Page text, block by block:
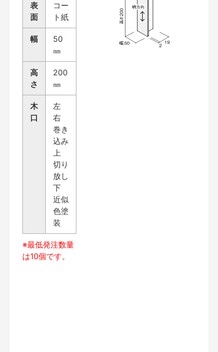
表
面
コー
ト紙
幅
50
㎜
高
さ
200
㎜
木
口
左
右
巻き
込み
上
切り
放し
下
近似
色塗
装
※最低発注数量
は10個です。